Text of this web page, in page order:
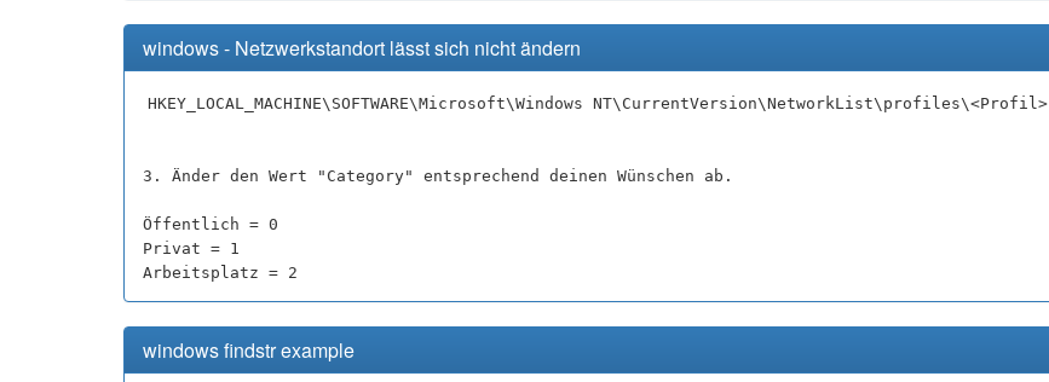
windows - Netzwerkstandort lässt sich nicht ändern
HKEY_LOCAL_MACHINE\SOFTWARE\Microsoft\Windows NT\CurrentVersion\NetworkList\profiles\<Profil>
3. Änder den Wert "Category" entsprechend deinen Wünschen ab.
Öffentlich = 0
Privat = 1
Arbeitsplatz = 2
windows findstr example